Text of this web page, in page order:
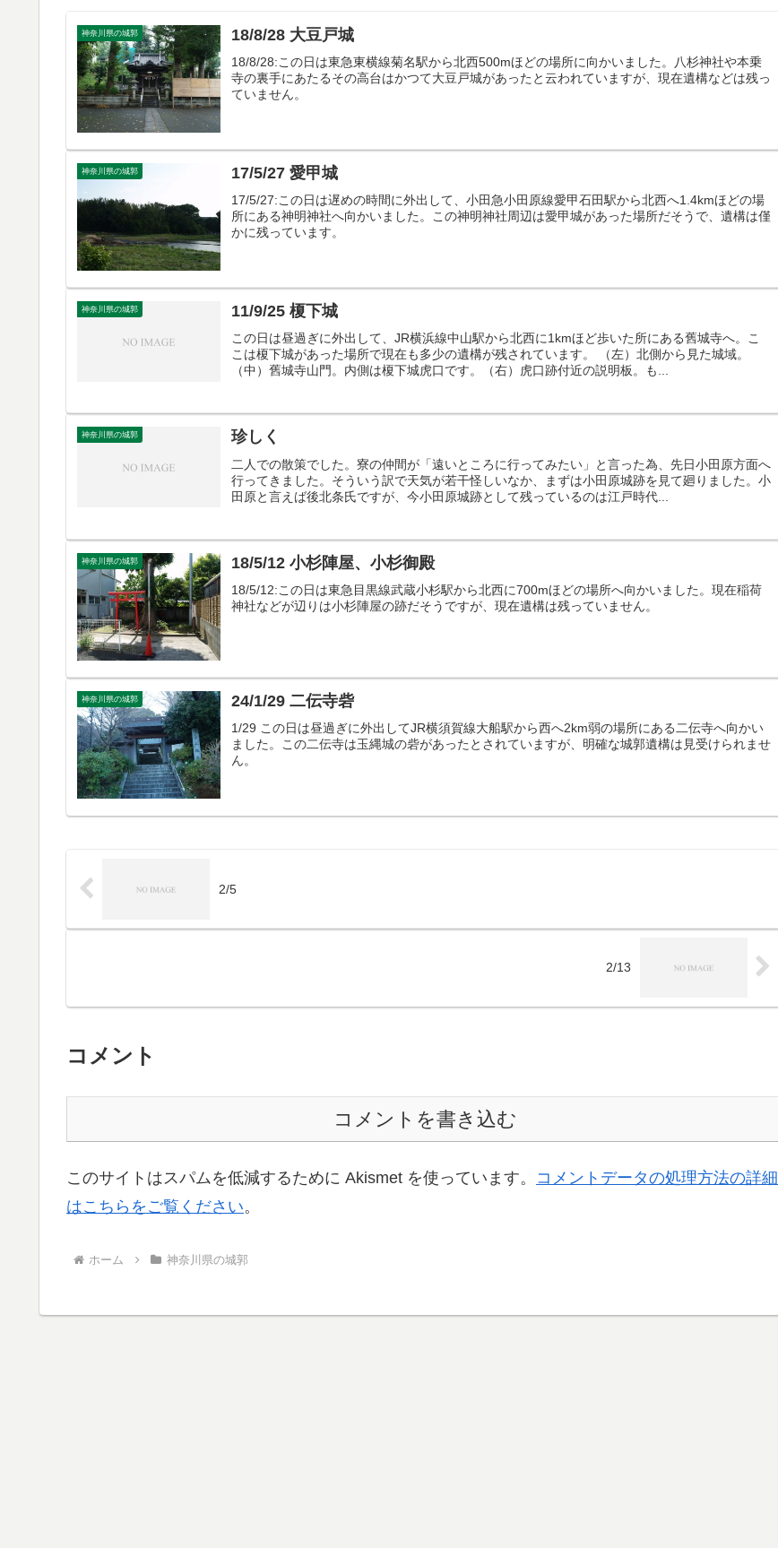
神奈川県の城郭 18/8/28 大豆戸城
18/8/28:この日は東急東横線菊名駅から北西500mほどの場所に向かいました。八杉神社や本乗
寺の裏手にあたるその高台はかつて大豆戸城があったと云われていますが、現在遺構などは残っ
ていません。
神奈川県の城郭 17/5/27 愛甲城
17/5/27:この日は遅めの時間に外出して、小田急小田原線愛甲石田駅から北西へ1.4kmほどの場
所にある神明神社へ向かいました。この神明神社周辺は愛甲城があった場所だそうで、遺構は僅
かに残っています。
神奈川県の城郭 11/9/25 榎下城
この日は昼過ぎに外出して、JR横浜線中山駅から北西に1kmほど歩いた所にある舊城寺へ。こ
こは榎下城があった場所で現在も多少の遺構が残されています。 （左）北側から見た城域。
（中）舊城寺山門。内側は榎下城虎口です。（右）虎口跡付近の説明板。も...
神奈川県の城郭 珍しく
二人での散策でした。寮の仲間が「遠いところに行ってみたい」と言った為、先日小田原方面へ
行ってきました。そういう訳で天気が若干怪しいなか、まずは小田原城跡を見て廻りました。小
田原と言えば後北条氏ですが、今小田原城跡として残っているのは江戸時代...
神奈川県の城郭 18/5/12 小杉陣屋、小杉御殿
18/5/12:この日は東急目黒線武蔵小杉駅から北西に700mほどの場所へ向かいました。現在稲荷
神社などが辺りは小杉陣屋の跡だそうですが、現在遺構は残っていません。
神奈川県の城郭 24/1/29 二伝寺砦
1/29 この日は昼過ぎに外出してJR横須賀線大船駅から西へ2km弱の場所にある二伝寺へ向かい
ました。この二伝寺は玉縄城の砦があったとされていますが、明確な城郭遺構は見受けられませ
ん。
2/5
2/13
コメント
コメントを書き込む
このサイトはスパムを低減するために Akismet を使っています。 コメントデータの処理方法の詳細
はこちらをご覧ください。
ホーム 神奈川県の城郭